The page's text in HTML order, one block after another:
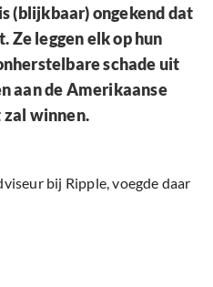
(blijkbaar) ongekend dat
Ze leggen elk op hun
schade uit
aan de Amerikaanse
winnen.
bij Ripple, voegde daar